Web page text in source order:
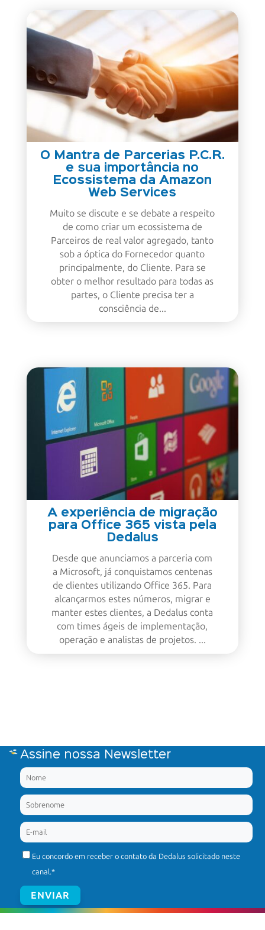
O Mantra de Parcerias P.C.R.
e sua importância no
Ecossistema da Amazon
Web Services
Muito se discute e se debate a respeito
de como criar um ecossistema de
Parceiros de real valor agregado, tanto
sob a óptica do Fornecedor quanto
principalmente, do Cliente. Para se
obter o melhor resultado para todas as
partes, o Cliente precisa ter a
consciência de...
A experiência de migração
para Office 365 vista pela
Dedalus
Desde que anunciamos a parceria com
a Microsoft, já conquistamos centenas
de clientes utilizando Office 365. Para
alcançarmos estes números, migrar e
manter estes clientes, a Dedalus conta
com times ágeis de implementação,
operação e analistas de projetos. ...
Assine nossa Newsletter
Eu concordo em receber o contato da Dedalus solicitado neste
canal.*